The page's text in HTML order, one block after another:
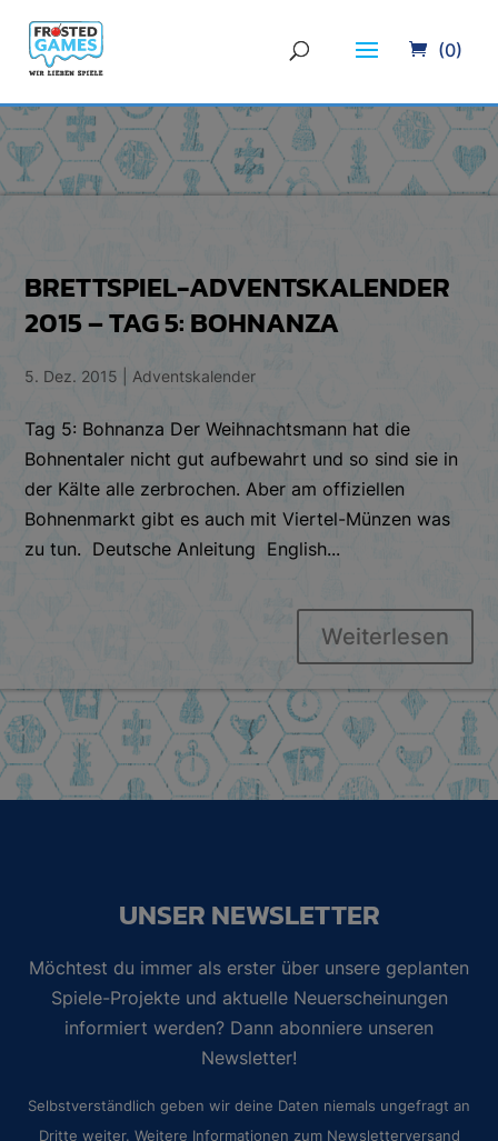
(0)
BRETTSPIEL-ADVENTSKALENDER
2015 – TAG 5: BOHNANZA
5. Dez. 2015 Adventskalender
Tag 5: Bohnanza Der Weihnachtsmann hat die
Bohnentaler nicht gut aufbewahrt und so sind sie in
der Kälte alle zerbrochen. Aber am offiziellen
Bohnenmarkt gibt es auch mit Viertel-Münzen was
zu tun. Deutsche Anleitung English...
Weiterlesen
UNSER NEWSLETTER
Möchtest du immer als erster über unsere geplanten
Spiele-Projekte und aktuelle Neuerscheinungen
informiert werden? Dann abonniere unseren
Newsletter!
Selbstverständlich geben wir deine Daten niemals ungefragt an
Dritte weiter. Weitere Informationen zum Newsletterversand